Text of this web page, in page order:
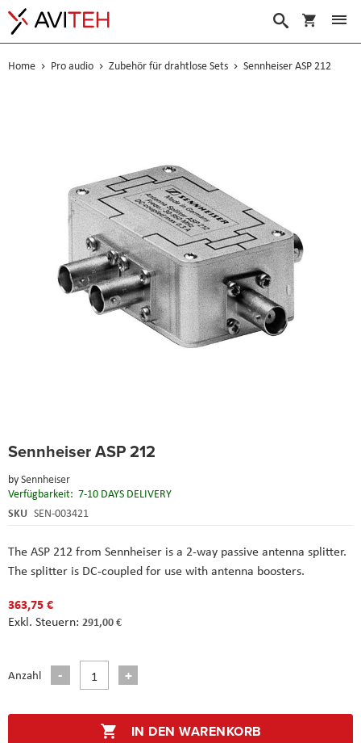
Suche
Home Pro audio Zubehör für drahtlose Sets Sennheiser ASP 212
Sennheiser ASP 212
bySennheiser
Verfügbarkeit: 7-10 DAYS DELIVERY
SKU SEN-003421
The ASP 212 from Sennheiser is a 2-way passive antenna splitter.
The splitter is DC-coupled for use with antenna boosters.
363,75 €
291,00 €
Anzahl
IN DEN WARENKORB
to
beginning
of
the